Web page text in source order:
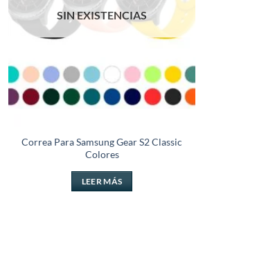
SIN EXISTENCIAS
Correa Para Samsung Gear S2 Classic
Colores
LEER MÁS